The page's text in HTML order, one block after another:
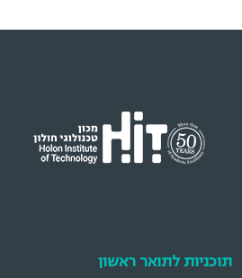
תוכניות לתואר ראשון